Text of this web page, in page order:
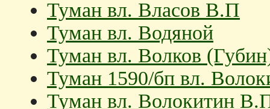
Туман вл. Власов В.П
Туман вл. Водяной
Туман вл. Волков
Туман 1590/бп вл.
Туман вл. Волокитин